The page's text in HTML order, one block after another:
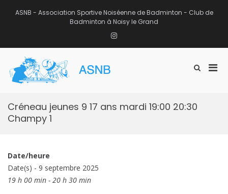
ASNB - Association Sportive Noiséenne de Badminton - Club de
Badminton à Noisy le Grand
Instagram
Afficher
recherche
Créneau jeunes 9 17 ans mardi 19:00 20:30
Champy 1
Date/heure
Date(s) - 9 septembre 2025
19 h 00 min - 20 h 30 min